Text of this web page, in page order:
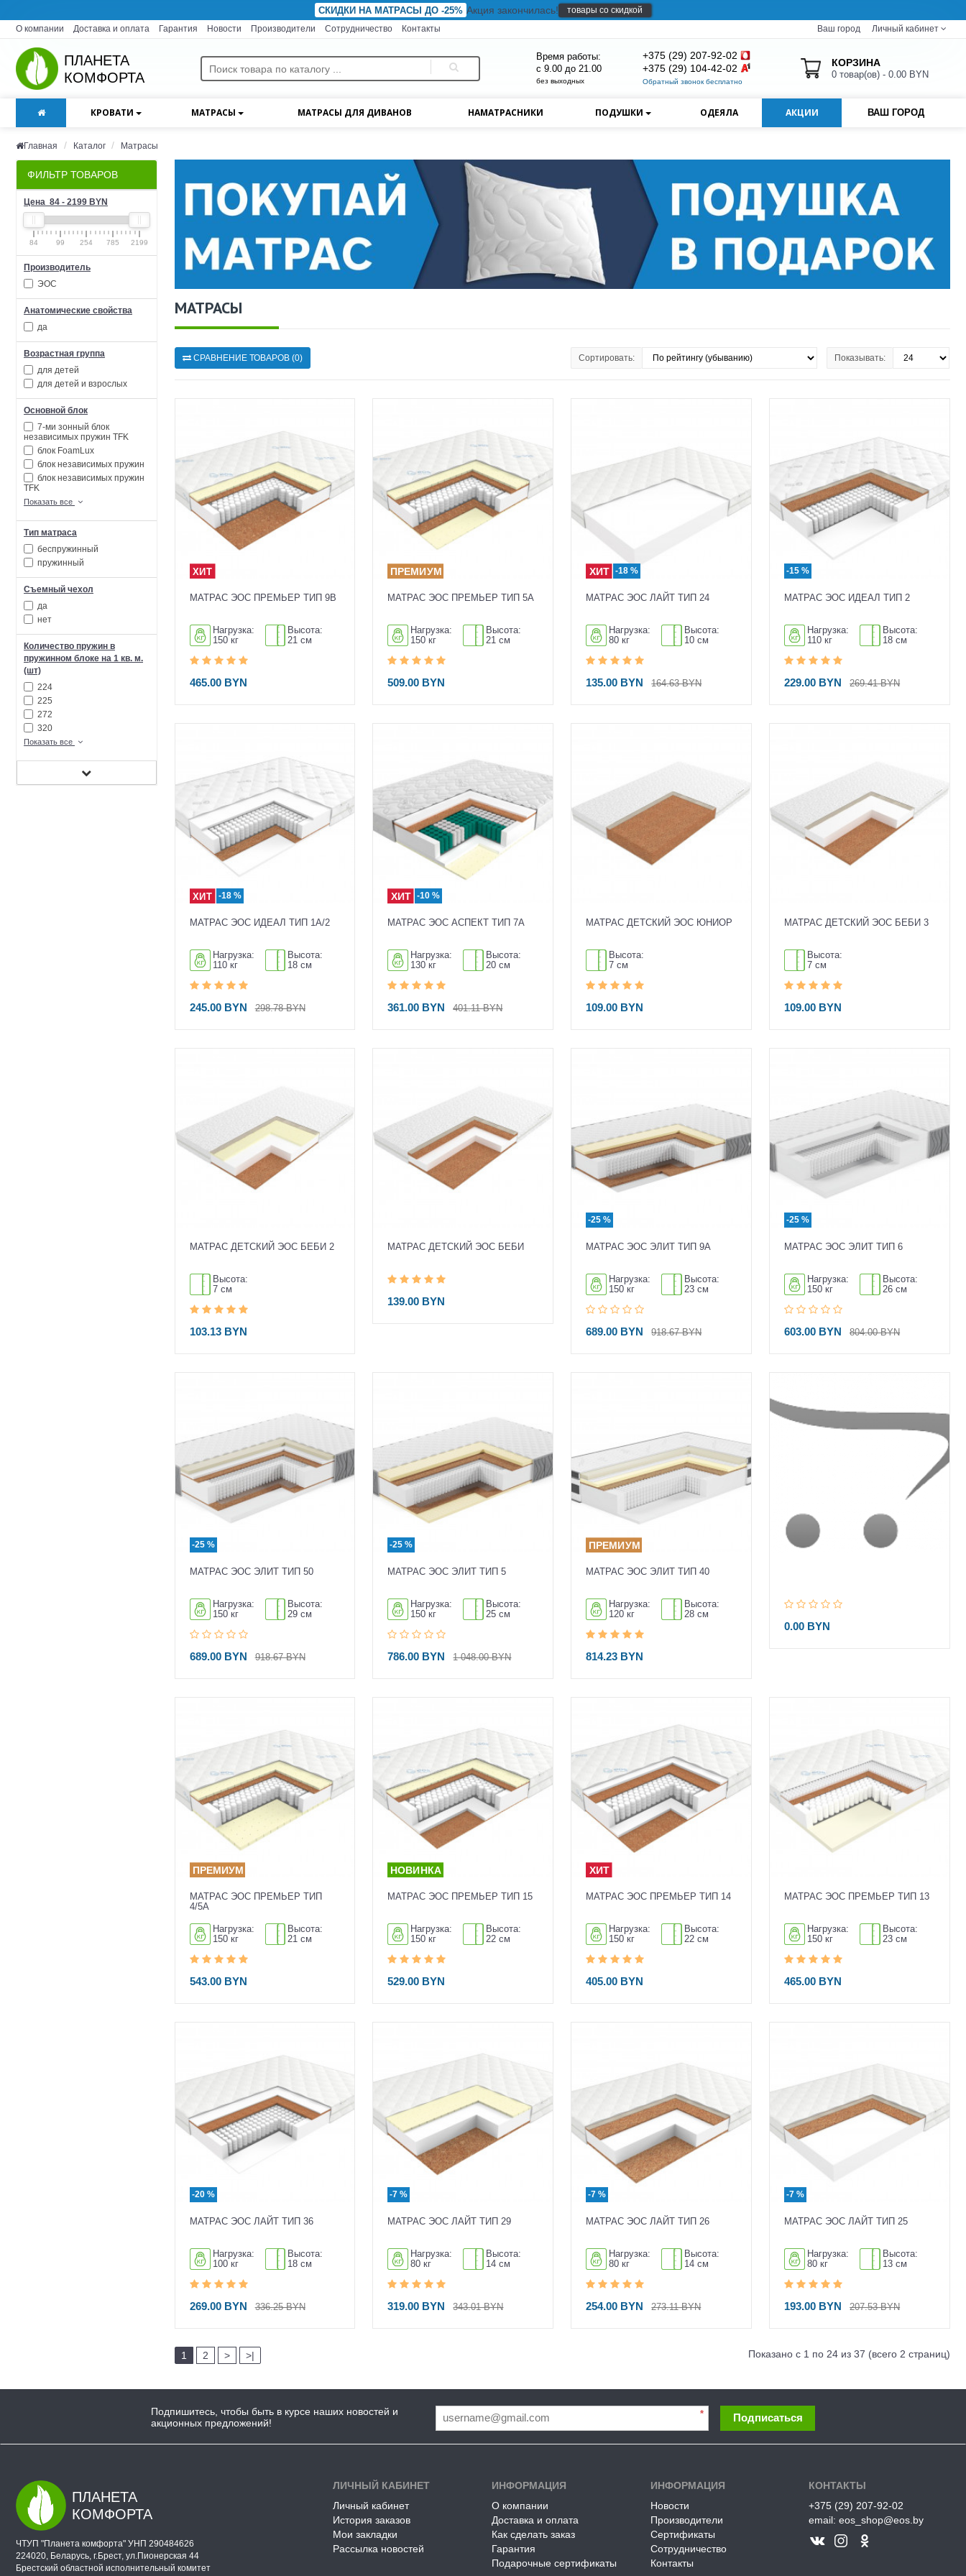
СКИДКИ НА МАТРАСЫ ДО -25% Акция закончилась!
товары со скидкой
О компании
Доставка и оплата Гарантия Новости Производители Сотрудничество Контакты Ваш город Личный кабинет
ПЛАНЕТА
КОМФОРТА
Время работы:
с 9.00 до 21.00
без выходных
+375 (29) 207-92-02
+375 (29) 104-42-02
Обратный звонок бесплатно
КОРЗИНА
0 товар(ов) - 0.00 BYN
КРОВАТИ МАТРАСЫ МАТРАСЫ ДЛЯ ДИВАНОВ НАМАТРАСНИКИ ПОДУШКИ ОДЕЯЛА АКЦИИ ВАШ ГОРОД
Главная Каталог Матрасы
ФИЛЬТР ТОВАРОВ
Цена 84 - 2199 BYN
84 99 254 785 2199
Производитель
ЭОС
Анатомические свойства
да
Возрастная группа
для детей
для детей и взрослых
Основной блок
7-ми зонный блок
независимых пружин TFK
блок FoamLux
блок независимых пружин
блок независимых пружин
TFK
Показать все
Тип матраса
беспружинный
пружинный
Съемный чехол
да
нет
Количество пружин в
пружинном блоке на 1 кв. м.
(шт)
224
225
272
320
Показать все
МАТРАСЫ
СРАВНЕНИЕ ТОВАРОВ (0) Сортировать: Показывать:
МАТРАС ЭОС ПРЕМЬЕР ТИП 9B
Нагрузка:
150 кг
Высота:
21 см
465.00 BYN
МАТРАС ЭОС ПРЕМЬЕР ТИП 5А
Нагрузка:
150 кг
Высота:
21 см
509.00 BYN
-18 %
МАТРАС ЭОС ЛАЙТ ТИП 24
Нагрузка:
80 кг
Высота:
10 см
135.00 BYN 164.63 BYN
-15 %
МАТРАС ЭОС ИДЕАЛ ТИП 2
Нагрузка:
110 кг
Высота:
18 см
229.00 BYN 269.41 BYN
-18 %
МАТРАС ЭОС ИДЕАЛ ТИП 1А/2
Нагрузка:
110 кг
Высота:
18 см
245.00 BYN 298.78 BYN
-10 %
МАТРАС ЭОС АСПЕКТ ТИП 7А
Нагрузка:
130 кг
Высота:
20 см
361.00 BYN 401.11 BYN
МАТРАС ДЕТСКИЙ ЭОС ЮНИОР
Высота:
7 см
109.00 BYN
МАТРАС ДЕТСКИЙ ЭОС БЕБИ 3
Высота:
7 см
109.00 BYN
МАТРАС ДЕТСКИЙ ЭОС БЕБИ 2
Высота:
7 см
103.13 BYN
МАТРАС ДЕТСКИЙ ЭОС БЕБИ
139.00 BYN
-25 %
МАТРАС ЭОС ЭЛИТ ТИП 9A
Нагрузка:
150 кг
Высота:
23 см
689.00 BYN 918.67 BYN
-25 %
МАТРАС ЭОС ЭЛИТ ТИП 6
Нагрузка:
150 кг
Высота:
26 см
603.00 BYN 804.00 BYN
-25 %
МАТРАС ЭОС ЭЛИТ ТИП 50
Нагрузка:
150 кг
Высота:
29 см
689.00 BYN 918.67 BYN
-25 %
МАТРАС ЭОС ЭЛИТ ТИП 5
Нагрузка:
150 кг
Высота:
25 см
786.00 BYN 1 048.00 BYN
МАТРАС ЭОС ЭЛИТ ТИП 40
Нагрузка:
120 кг
Высота:
28 см
814.23 BYN
0.00 BYN
МАТРАС ЭОС ПРЕМЬЕР ТИП
4/5А
Нагрузка:
150 кг
Высота:
21 см
543.00 BYN
МАТРАС ЭОС ПРЕМЬЕР ТИП 15
Нагрузка:
150 кг
Высота:
22 см
529.00 BYN
МАТРАС ЭОС ПРЕМЬЕР ТИП 14
Нагрузка:
150 кг
Высота:
22 см
405.00 BYN
МАТРАС ЭОС ПРЕМЬЕР ТИП 13
Нагрузка:
150 кг
Высота:
23 см
465.00 BYN
-20 %
МАТРАС ЭОС ЛАЙТ ТИП 36
Нагрузка:
100 кг
Высота:
18 см
269.00 BYN 336.25 BYN
-7 %
МАТРАС ЭОС ЛАЙТ ТИП 29
Нагрузка:
80 кг
Высота:
14 см
319.00 BYN 343.01 BYN
-7 %
МАТРАС ЭОС ЛАЙТ ТИП 26
Нагрузка:
80 кг
Высота:
14 см
254.00 BYN 273.11 BYN
-7 %
МАТРАС ЭОС ЛАЙТ ТИП 25
Нагрузка:
80 кг
Высота:
13 см
193.00 BYN 207.53 BYN
1 2 > >| Показано с 1 по 24 из 37 (всего 2 страниц)
Подпишитесь, чтобы быть в курсе наших новостей и
акционных предложений!
* Подписаться
ПЛАНЕТА
КОМФОРТА
ЧТУП "Планета комфорта" УНП 290484626
224020, Беларусь, г.Брест, ул.Пионерская 44
Брестский областной исполнительный комитет
ЛИЧНЫЙ КАБИНЕТ
Личный кабинет
История заказов
Мои закладки
Рассылка новостей
ИНФОРМАЦИЯ
О компании
Доставка и оплата
Как сделать заказ
Гарантия
Подарочные сертификаты
ИНФОРМАЦИЯ
Новости
Производители
Сертификаты
Сотрудничество
Контакты
КОНТАКТЫ
+375 (29) 207-92-02
email: eos_shop@eos.by